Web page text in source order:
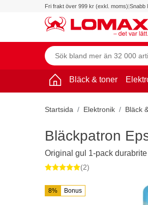
Fri frakt över 999 kr (exkl. moms)|Snabb
Bläck & toner
Startsida Elektronik Bläck
8% Bonus
Bläckpatron
Original gul 1-pack
(2)